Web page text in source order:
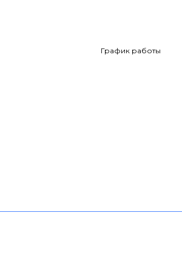
График работы